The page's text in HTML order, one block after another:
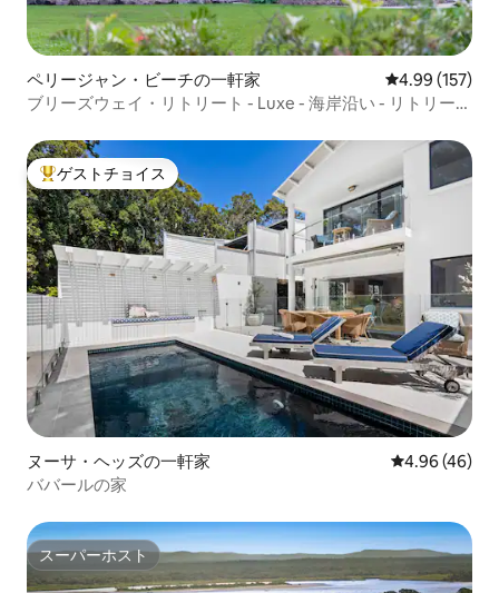
ペリージャン・ビーチの一軒家 レビュー157
4.99 (157)
ブリーズウェイ・リトリート - Luxe - 海岸沿い - リトリート
大好評のゲストチョイスです。
ゲストチョイス
ヌーサ・ヘッズの一軒家 レビュー46
4.96 (46)
ババールの家
スーパーホスト
スーパーホスト